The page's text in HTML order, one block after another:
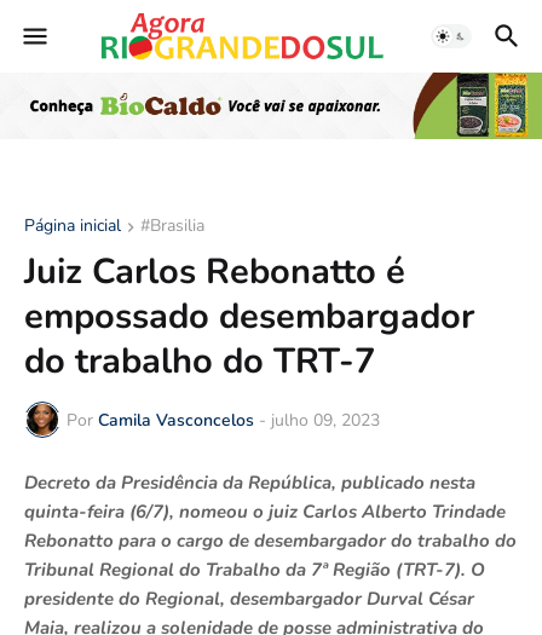
Página inicial #Brasilia
‍Juiz Carlos Rebonatto é
empossado desembargador
do trabalho do TRT-7
Por Camila Vasconcelos - julho 09, 2023
‍Decreto da Presidência da República, publicado nesta
quinta-feira (6/7), nomeou o juiz Carlos Alberto Trindade
Rebonatto para o cargo de desembargador do trabalho do
Tribunal Regional do Trabalho da 7ª Região (TRT-7). O
presidente do Regional, desembargador Durval César
Maia, realizou a solenidade de posse administrativa do